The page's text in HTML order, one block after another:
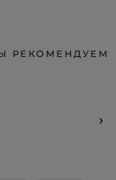
РЕКОМЕНДУЕМ
›